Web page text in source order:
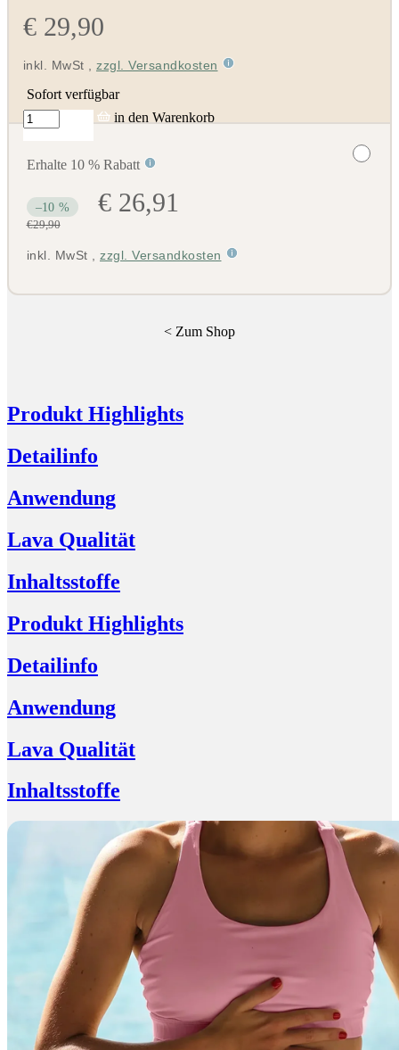
€ 29,90
inkl. MwSt , zzgl. Versandkosten
Sofort verfügbar
in den Warenkorb
Erhalte 10 % Rabatt
–10 % € 26,91
€29,90
inkl. MwSt zzgl. Versandkosten
< Zum Shop
Produkt Highlights
Detailinfo
Anwendung
Lava Qualität
Inhaltsstoffe
Produkt Highlights
Detailinfo
Anwendung
Lava Qualität
Inhaltsstoffe